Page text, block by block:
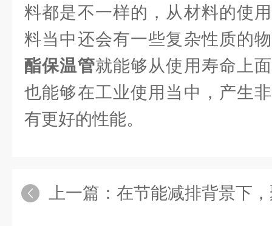
料都是不一样的，从材料的使
料当中还会有一些复杂性质的
酯保温管就能够从使用寿命上
也能够在工业使用当中，产生
有更好的性能。
上一篇： 在节能减排背景下，聚氨酯